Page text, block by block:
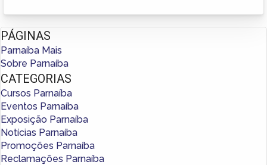
PÁGINAS
Parnaíba Mais
Sobre Parnaíba
CATEGORIAS
Cursos Parnaíba
Eventos Parnaíba
Exposição Parnaíba
Notícias Parnaíba
Promoções Parnaíba
Reclamações Parnaíba